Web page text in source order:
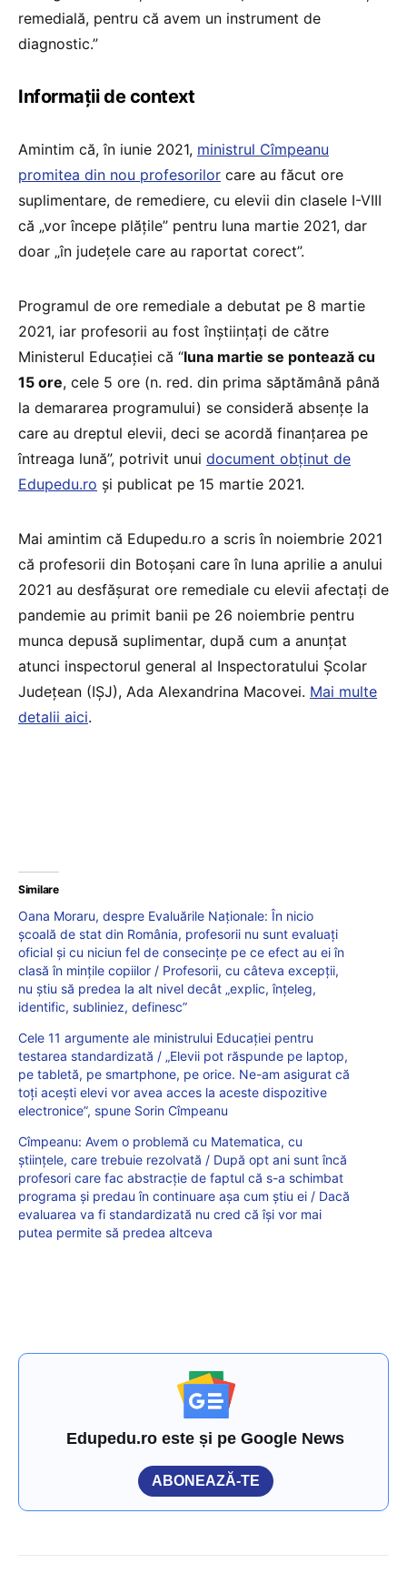
remedială, pentru că avem un instrument de
diagnostic.”
Informații de context
Amintim că, în iunie 2021, ministrul Cîmpeanu
promitea din nou profesorilor care au făcut ore
suplimentare, de remediere, cu elevii din clasele I-VIII
că „vor începe plățile” pentru luna martie 2021, dar
doar „în județele care au raportat corect”.
Programul de ore remediale a debutat pe 8 martie
2021, iar profesorii au fost înștiințați de către
Ministerul Educației că “luna martie se pontează cu
15 ore, cele 5 ore (n. red. din prima săptămână până
la demararea programului) se consideră absențe la
care au dreptul elevii, deci se acordă finanțarea pe
întreaga lună”, potrivit unui document obținut de
Edupedu.ro și publicat pe 15 martie 2021.
Mai amintim că Edupedu.ro a scris în noiembrie 2021
că profesorii din Botoşani care în luna aprilie a anului
2021 au desfăşurat ore remediale cu elevii afectaţi de
pandemie au primit banii pe 26 noiembrie pentru
munca depusă suplimentar, după cum a anunţat
atunci inspectorul general al Inspectoratului Şcolar
Judeţean (IŞJ), Ada Alexandrina Macovei. Mai multe
detalii aici.
Similare
Oana Moraru, despre Evaluările Naționale: În nicio
școală de stat din România, profesorii nu sunt evaluați
oficial și cu niciun fel de consecințe pe ce efect au ei în
clasă în mințile copiilor / Profesorii, cu câteva excepții,
nu știu să predea la alt nivel decât „explic, înțeleg,
identific, subliniez, definesc”
Cele 11 argumente ale ministrului Educației pentru
testarea standardizată / „Elevii pot răspunde pe laptop,
pe tabletă, pe smartphone, pe orice. Ne-am asigurat că
toți acești elevi vor avea acces la aceste dispozitive
electronice”, spune Sorin Cîmpeanu
Cîmpeanu: Avem o problemă cu Matematica, cu
științele, care trebuie rezolvată / După opt ani sunt încă
profesori care fac abstracție de faptul că s-a schimbat
programa și predau în continuare așa cum știu ei / Dacă
evaluarea va fi standardizată nu cred că își vor mai
putea permite să predea altceva
Edupedu.ro este și pe Google News
ABONEAZĂ-TE